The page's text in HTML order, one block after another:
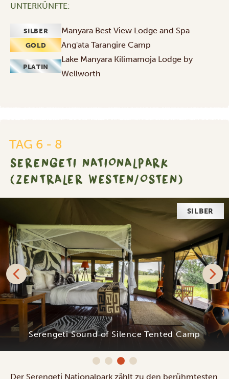
UNTERKÜNFTE:
SILBER Manyara Best View Lodge and Spa
GOLD Ang'ata Tarangire Camp
PLATIN
Lake Manyara Kilimamoja Lodge by
Wellworth
TAG 6 - 8
SERENGETI NATIONALPARK
(ZENTRALER WESTEN/OSTEN)
GOLD
Signature Serengeti Luxury Tented Camp
Der Serengeti Nationalpark zählt zu den berühmtesten